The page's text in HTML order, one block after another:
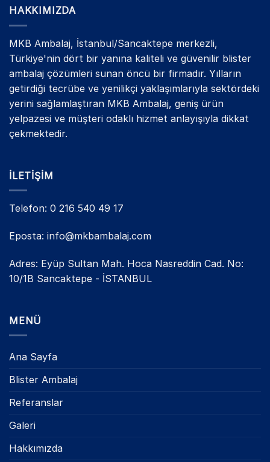
HAKKIMIZDA
MKB Ambalaj, İstanbul/Sancaktepe merkezli,
Türkiye'nin dört bir yanına kaliteli ve güvenilir blister
ambalaj çözümleri sunan öncü bir firmadır. Yılların
getirdiği tecrübe ve yenilikçi yaklaşımlarıyla sektördeki
yerini sağlamlaştıran MKB Ambalaj, geniş ürün
yelpazesi ve müşteri odaklı hizmet anlayışıyla dikkat
çekmektedir.
İLETIŞIM
Telefon: 0 216 540 49 17
Eposta: info@mkbambalaj.com
Adres: Eyüp Sultan Mah. Hoca Nasreddin Cad. No:
10/1B Sancaktepe - İSTANBUL
MENÜ
Ana Sayfa
Blister Ambalaj
Referanslar
Galeri
Hakkımızda